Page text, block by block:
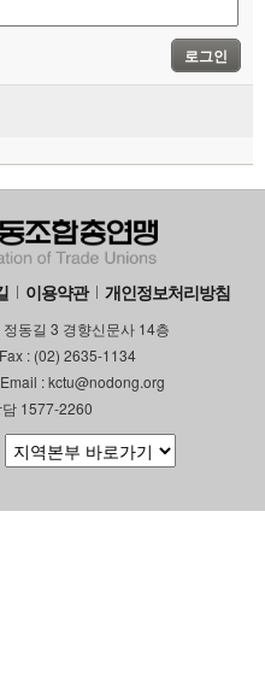
로그인
이용약관 개인정보처리방침
동길 3 경향신문사 14층
: (02) 2635-1134
: kctu@nodong.org
1577-2260